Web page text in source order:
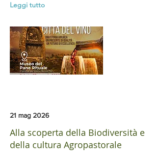
Leggi tutto
21 mag 2026
Alla scoperta della Biodiversità e
della cultura Agropastorale